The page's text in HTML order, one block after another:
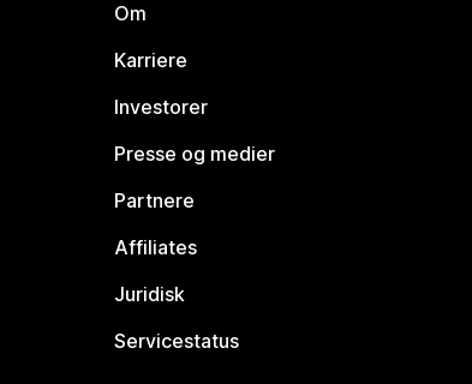
Om
Karriere
Investorer
Presse og medier
Partnere
Affiliates
Juridisk
Servicestatus